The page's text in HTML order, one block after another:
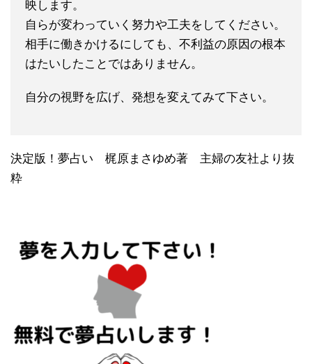
映します。
自らが変わっていく努力や工夫をしてください。
相手に働きかけるにしても、不利益の原因の根本
はたいしたことではありません。
自分の視野を広げ、発想を変えてみて下さい。
決定版！夢占い 梶原まさゆめ著 主婦の友社より抜
粋